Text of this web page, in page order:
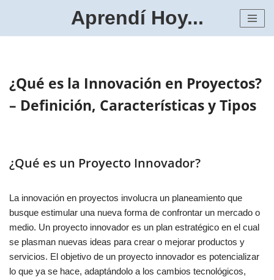
Aprendí Hoy...
¿Qué es la Innovación en Proyectos?
– Definición, Características y Tipos
¿Qué es un Proyecto Innovador?
La innovación en proyectos involucra un planeamiento que
busque estimular una nueva forma de confrontar un mercado o
medio. Un proyecto innovador es un plan estratégico en el cual
se plasman nuevas ideas para crear o mejorar productos y
servicios. El objetivo de un proyecto innovador es potencializar
lo que ya se hace, adaptándolo a los cambios tecnológicos,